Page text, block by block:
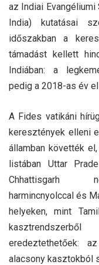
az Indiai
India) kutatásai
időszakban a
támadást kellett
Indiában: a
pedig a 2018-as év
A Fides vatikáni
keresztények elleni
államban követték
listában Uttar
Chhattisgarh
harmincnyolccal és
helyeken, mint
eredeztethetőek:
alacsony kasztokból